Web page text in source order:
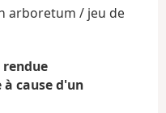
arboretum / jeu de
rendue
cause d'un